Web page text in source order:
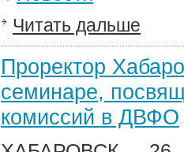
Читать дальше
Проректор
семинаре,
комиссий в ДВФО